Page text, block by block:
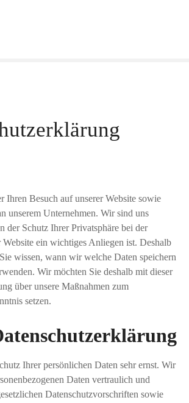
Ihren Besuch auf unserer Website sowie
unserem Unternehmen. Wir sind uns
der Schutz Ihrer Privatsphäre bei der
Website ein wichtiges Anliegen ist. Deshalb
wissen, wann wir welche Daten speichern
Wir möchten Sie deshalb mit dieser
über unsere Maßnahmen zum
setzen.
Ihrer persönlichen Daten sehr ernst. Wir
Daten vertraulich und
Datenschutzvorschriften sowie